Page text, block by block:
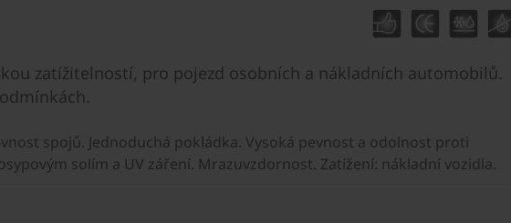
zatížitelností, pro pojezd osobních a nákladních automobilů.
spojů. Jednoduchá pokládka. Vysoká pevnost a odolnost proti
solím a UV záření. Mrazuvzdornost. Zatížení: nákladní vozidla.